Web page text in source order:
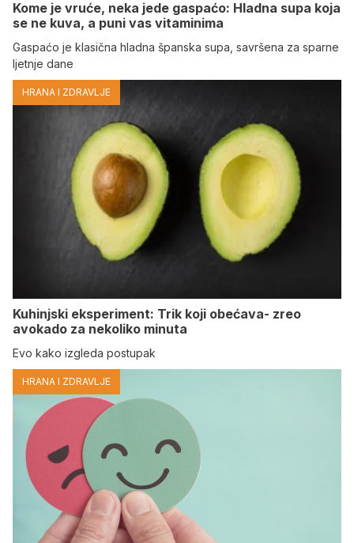
Kome je vruće, neka jede gaspaćo: Hladna supa koja
se ne kuva, a puni vas vitaminima
Gaspaćo je klasična hladna španska supa, savršena za sparne
ljetnje dane
HRANA I ZDRAVLJE
Kuhinjski eksperiment: Trik koji obećava- zreo
avokado za nekoliko minuta
Evo kako izgleda postupak
HRANA I ZDRAVLJE